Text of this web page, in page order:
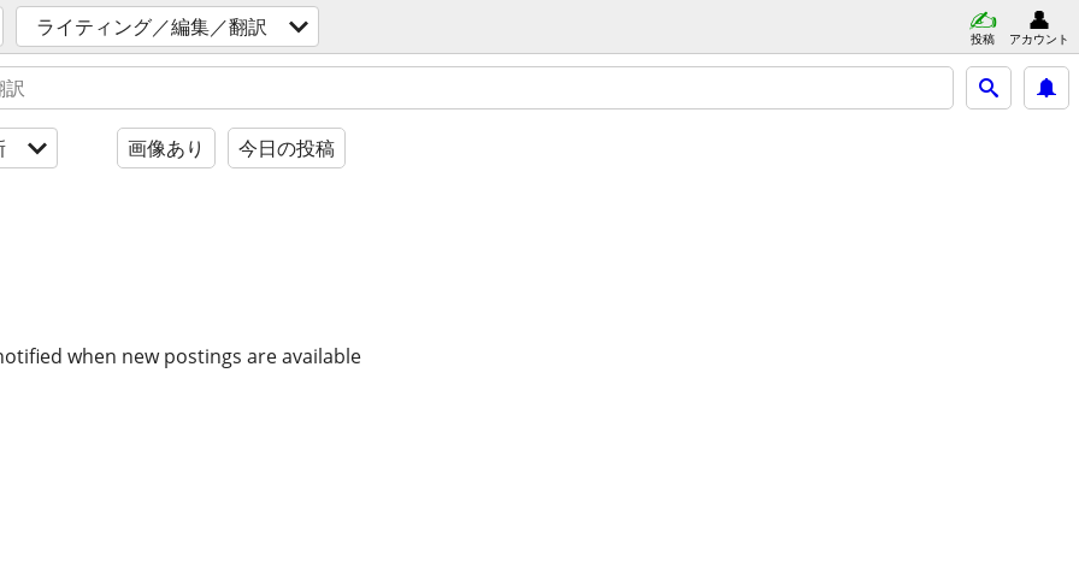
ライティング／編集／翻訳 投稿 アカウント
画像あり 今日の投稿
when new postings are available